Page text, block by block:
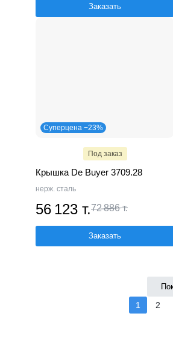
Заказать
Суперцена −23%
Под заказ
Крышка De Buyer 3709.28
нерж. сталь
56 123 т.72 886 т.
Заказать
1 2